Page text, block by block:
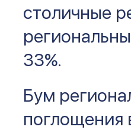
столичные
33%.
Бум
поглощения